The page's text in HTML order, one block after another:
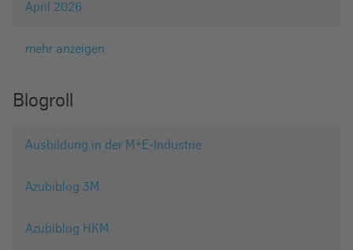
April 2026
mehr anzeigen
Blogroll
Ausbildung in der M+E-Industrie
Azubiblog 3M
Azubiblog HKM